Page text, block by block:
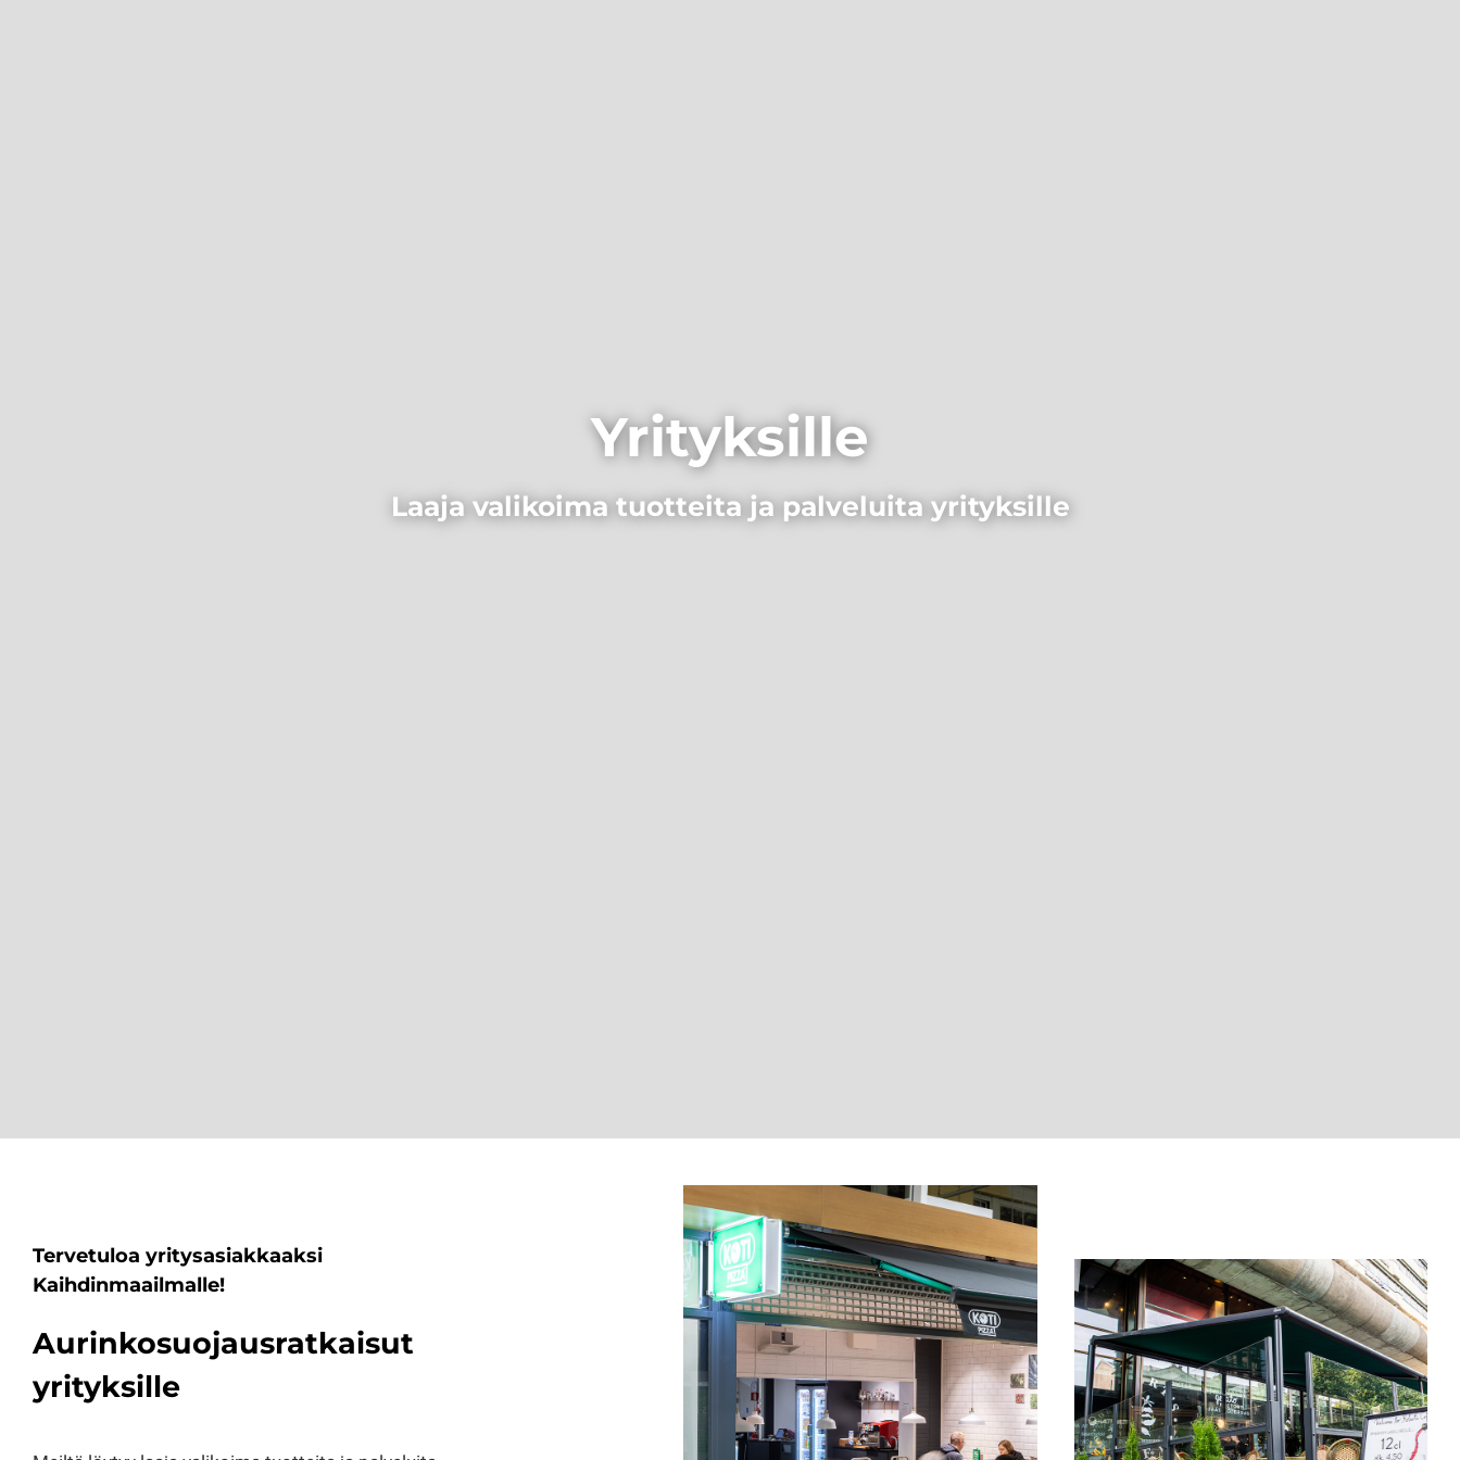
Yrityksille
Laaja valikoima tuotteita ja palveluita yrityksille
Tervetuloa yritysasiakkaaksi
Kaihdinmaailmalle!
Aurinkosuojausratkaisut
yrityksille